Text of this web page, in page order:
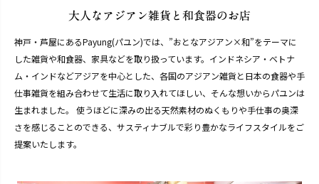
神戸・芦屋にあるPayung(パユン)では、”おとなアジアン×和”をテーマに
した雑貨や和食器、家具などを取り扱っています。インドネシア・ベトナ
ム・インドなどアジアを中心とした、各国のアジアン雑貨と日本の食器や手
仕事雑貨を組み合わせて生活に取り入れてほしい、そんな想いからパユンは
生まれました。 使うほどに深みの出る天然素材のぬくもりや手仕事の奥深
さを感じることのできる、サスティナブルで彩り豊かなライフスタイルをご
提案いたします。